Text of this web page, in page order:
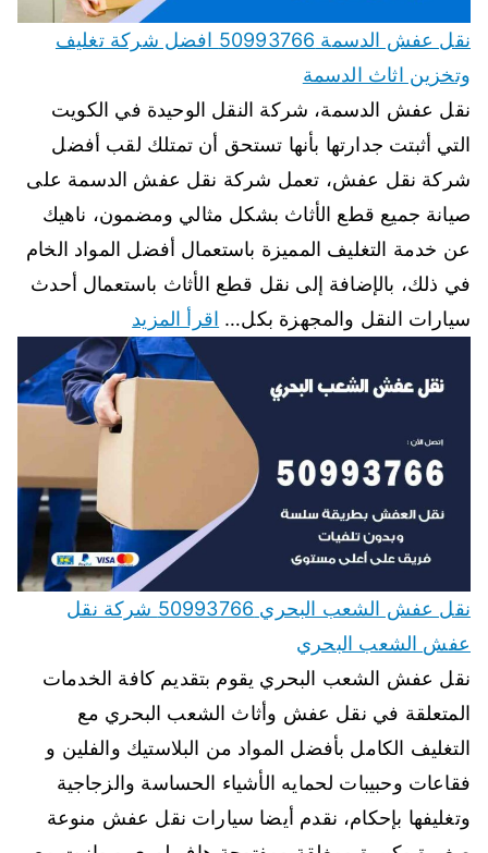
نقل عفش الدسمة 50993766 افضل شركة تغليف
وتخزين اثاث الدسمة
نقل عفش الدسمة، شركة النقل الوحيدة في الكويت
التي أثبتت جدارتها بأنها تستحق أن تمتلك لقب أفضل
شركة نقل عفش، تعمل شركة نقل عفش الدسمة على
صيانة جميع قطع الأثاث بشكل مثالي ومضمون، ناهيك
عن خدمة التغليف المميزة باستعمال أفضل المواد الخام
في ذلك، بالإضافة إلى نقل قطع الأثاث باستعمال أحدث
سيارات النقل والمجهزة بكل… اقرأ المزيد
نقل عفش الشعب البحري 50993766 شركة نقل
عفش الشعب البحري
نقل عفش الشعب البحري يقوم بتقديم كافة الخدمات
المتعلقة في نقل عفش وأثاث الشعب البحري مع
التغليف الكامل بأفضل المواد من البلاستيك والفلين و
فقاعات وحبيبات لحمايه الأشياء الحساسة والزجاجية
وتغليفها بإحكام، نقدم أيضا سيارات نقل عفش منوعة